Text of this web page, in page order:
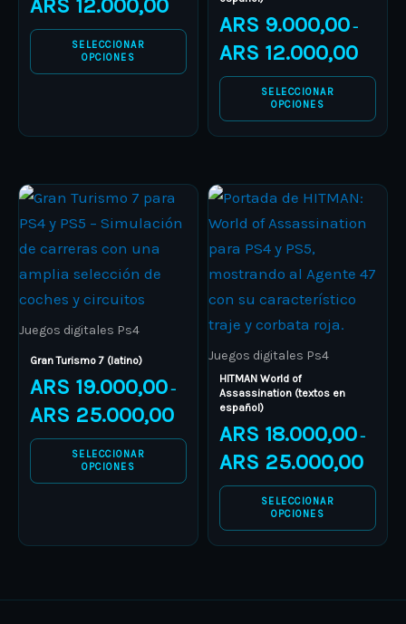
ARS 12.000,00
SELECCIONAR
OPCIONES
options
may
be
the
page
ARS 9.000,00 –
ARS 12.000,00
SELECCIONAR
OPCIONES
options
may
on
the
page
Juegos digitales Ps4
Gran Turismo 7 (latino)
ARS 19.000,00 –
ARS 25.000,00
Price
range:
ARS 19.000,00
ARS 25.000,00
SELECCIONAR
OPCIONES
This
product
has
multiple
variants.
The
be
chosen
on
the
Juegos digitales Ps4
HITMAN World of
Assassination (textos en
español)
ARS 18.000,00 –
ARS 25.000,00
Price
ARS
SELECCIONAR
OPCIONES
This
product
has
multiple
variants.
The
options
may
be
chosen
on
product
page